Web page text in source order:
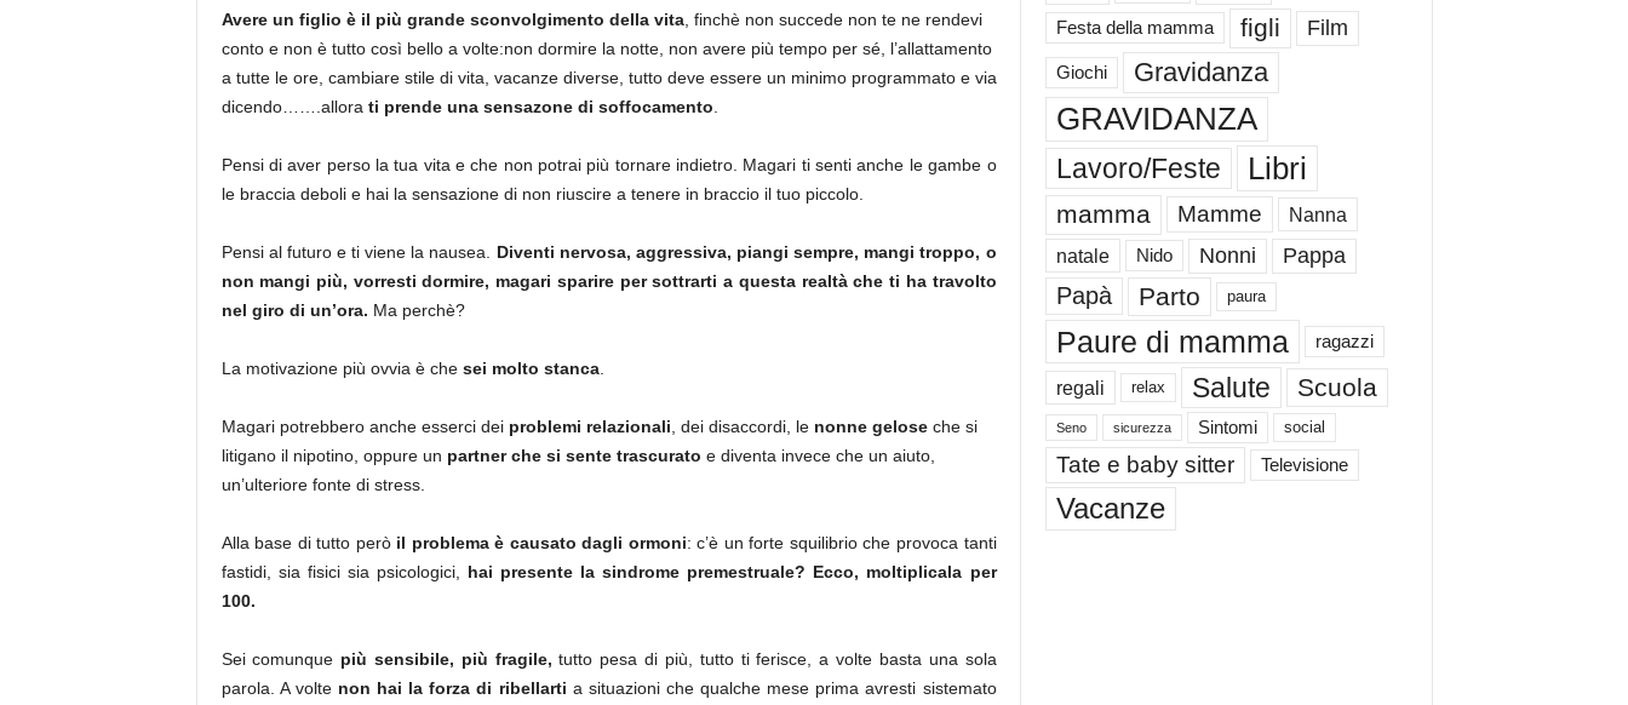
Avere un figlio è il più grande sconvolgimento della vita, finchè non succede non te ne rendevi
conto e non è tutto così bello a volte:non dormire la notte, non avere più tempo per sé, l’allattamento
a tutte le ore, cambiare stile di vita, vacanze diverse, tutto deve essere un minimo programmato e via
dicendo…….allora ti prende una sensazone di soffocamento
Pensi di aver perso la tua vita e che non potrai più tornare indietro. Magari ti senti anche le gambe o
le braccia deboli e hai la sensazione di non riuscire a tenere in braccio il tuo piccolo.
Pensi al futuro e ti viene la nausea. Diventi nervosa, aggressiva, piangi sempre, mangi troppo, o
non mangi più, vorresti dormire, magari sparire per sottrarti a questa realtà che ti ha travolto
nel giro di un’ora. Ma perchè?
La motivazione più ovvia è che sei molto stanca.
Magari potrebbero anche esserci dei problemi relazionali , dei disaccordi, le nonne geloseche si
litigano il nipotino, oppure un partner che si sente trascurato e diventa invece che un aiuto,
un’ulteriore fonte di stress.
Alla base di tutto però il problema è causato dagli ormoni: c’è un forte squilibrio che provoca tanti
fastidi, sia fisici sia psicologici, hai presente la sindrome premestruale? Ecco, moltiplicala per
100.
Sei comunque più sensibile, più fragile, tutto pesa di più, tutto ti ferisce, a volte basta una sola
parola. A volte non hai la forza di ribellarti a situazioni che qualche mese prima avresti sistemato
Festa della mamma figli Film
Giochi Gravidanza
GRAVIDANZA
Lavoro/Feste Libri
mamma Mamme
Nanna
natale
Nido Nonni Pappa
Papà Parto paura
Paure di mamma ragazzi
regali relax Salute Scuola
Seno sicurezza Sintomi social
Tate e baby sitter Televisione
Vacanze